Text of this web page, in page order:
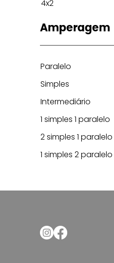
Amperagem
Paralelo
Simples
Intermediário
1 simples 1 paralelo
2 simples 1 paralelo
1 simples 2 paralelo
4x2